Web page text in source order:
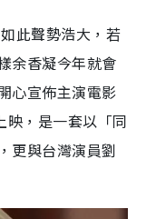
此聲勢浩大，若
余香凝今年就會
心宣佈主演電影
映，是一套以「同
更與台灣演員劉